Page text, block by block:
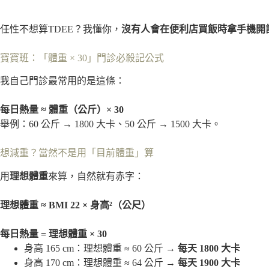
任性不想算TDEE？我懂你， 沒有人會在便利店買飯時拿手機開
寶寶班：「體重 × 30」門診必殺記公式
我自己門診最常用的是這條：
每日熱量 ≈ 體重（公斤）× 30
舉例：60 公斤 → 1800 大卡、50 公斤 → 1500 大卡。
想減重？當然不是用「目前體重」算
用理想體重來算，自然就有赤字：
理想體重 ≈ BMI 22 × 身高²（公尺）
每日熱量 = 理想體重 × 30
身高 165 cm：理想體重 ≈ 60 公斤 → 每天 1800 大卡
身高 170 cm：理想體重 ≈ 64 公斤 → 每天 1900 大卡